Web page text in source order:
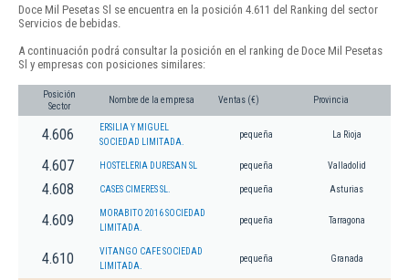
Doce Mil Pesetas Sl se encuentra en la posición 4.611 del Ranking del sector
Servicios de bebidas.
A continuación podrá consultar la posición en el ranking de Doce Mil Pesetas
Sl y empresas con posiciones similares:
Posición
Sector
Nombre de la empresa Ventas (€) Provincia
4.606
ERSILIA Y MIGUEL
SOCIEDAD LIMITADA.
pequeña La Rioja
4.607 HOSTELERIA DURESAN SL pequeña Valladolid
4.608 CASES CIMERES SL. pequeña Asturias
4.609
MORABITO 2016 SOCIEDAD
LIMITADA.
pequeña Tarragona
4.610
VITANGO CAFE SOCIEDAD
LIMITADA.
pequeña Granada